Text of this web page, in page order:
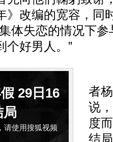
》改编的宽容，同
体失恋的情况下
个好男人。”
29日16
局
请使用搜狐视频
者
说
度
结